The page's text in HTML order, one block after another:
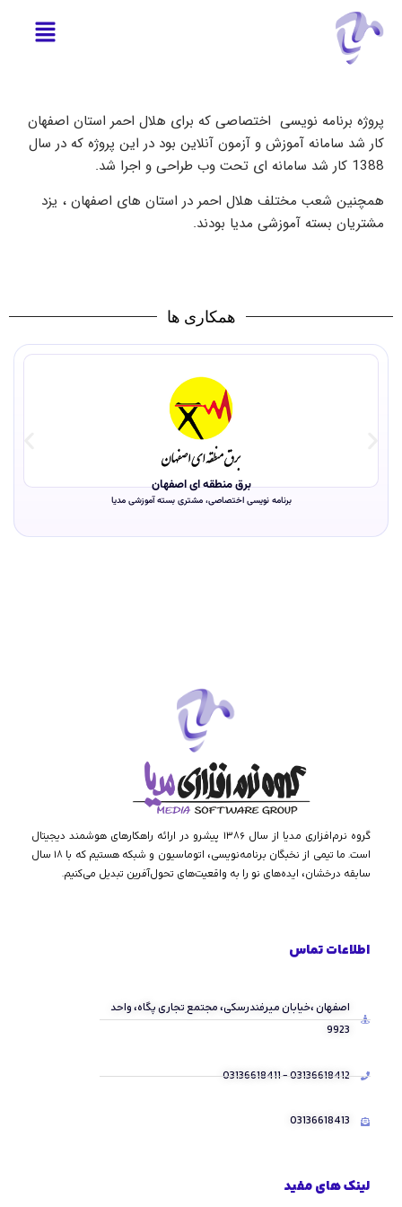
پروژه برنامه نویسی اختصاصی که برای هلال احمر استان اصفهان
کار شد سامانه آموزش و آزمون آنلاین بود در این پروژه که در سال
1388 کار شد سامانه ای تحت وب طراحی و اجرا شد.
همچنین شعب مختلف هلال احمر در استان های اصفهان ، یزد
مشتریان بسته آموزشی مدیا بودند.
همکاری ها
برق منطقه ای اصفهان
برنامه نویسی اختصاصی، مشتری بسته آموزشی مدیا
گروه نرم‌افزاری مدیا از سال ۱۳۸۶ پیشرو در ارائه راهکارهای هوشمند دیجیتال
است. ما تیمی از نخبگان برنامه‌نویسی، اتوماسیون و شبکه هستیم که با ۱۸ سال
سابقه درخشان، ایده‌های نو را به واقعیت‌های تحول‌آفرین تبدیل می‌کنیم.
اطلاعات تماس
اصفهان ،خیابان میرفندرسکی، مجتمع تجاری پگاه، واحد
9923
03136618412 - 03136618411
03136618413
لینک های مفید